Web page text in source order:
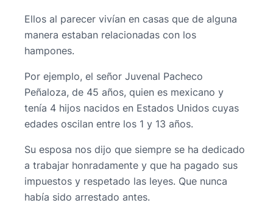
Ellos al parecer vivían en casas que de alguna
manera estaban relacionadas con los
hampones.
Por ejemplo, el señor Juvenal Pacheco
Peñaloza, de 45 años, quien es mexicano y
tenía 4 hijos nacidos en Estados Unidos cuyas
edades oscilan entre los 1 y 13 años.
Su esposa nos dijo que siempre se ha dedicado
a trabajar honradamente y que ha pagado sus
impuestos y respetado las leyes. Que nunca
había sido arrestado antes.